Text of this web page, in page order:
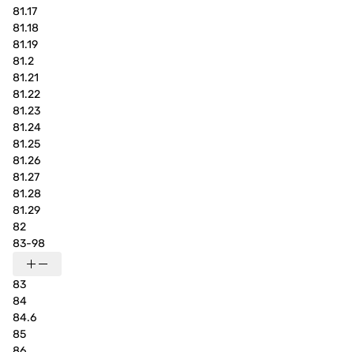
81.17
81.18
81.19
81.2
81.21
81.22
81.23
81.24
81.25
81.26
81.27
81.28
81.29
82
83-98
83
84
84.6
85